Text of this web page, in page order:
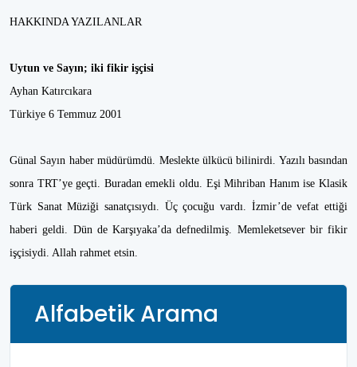
HAKKINDA YAZILANLAR
Uytun ve Sayın; iki fikir işçisi
Ayhan Katırcıkara
Türkiye 6 Temmuz 2001
Günal Sayın haber müdürümdü. Meslekte ülkücü bilinirdi. Yazılı basından
sonra TRT’ye geçti. Buradan emekli oldu. Eşi Mihriban Hanım ise Klasik
Türk Sanat Müziği sanatçısıydı. Üç çocuğu vardı. İzmir’de vefat ettiği
haberi geldi. Dün de Karşıyaka’da defnedilmiş. Memleketsever bir fikir
işçisiydi. Allah rahmet etsin.
Alfabetik Arama